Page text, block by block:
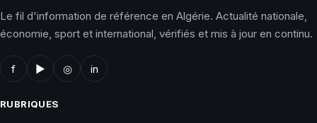
Le fil d'information de référence en Algérie. Actualité nationale,
économie, sport et international, vérifiés et mis à jour en continu.
f ▶ ◎ in
RUBRIQUES